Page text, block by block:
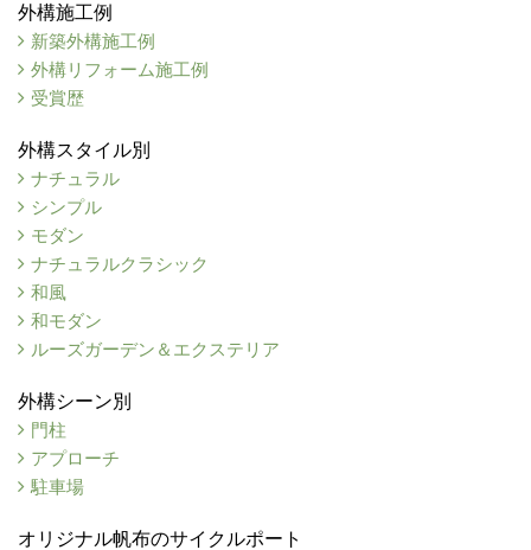
外構施工例
新築外構施工例
外構リフォーム施工例
受賞歴
外構スタイル別
ナチュラル
シンプル
モダン
ナチュラルクラシック
和風
和モダン
ルーズガーデン＆エクステリア
外構シーン別
門柱
アプローチ
駐車場
オリジナル帆布のサイクルポート